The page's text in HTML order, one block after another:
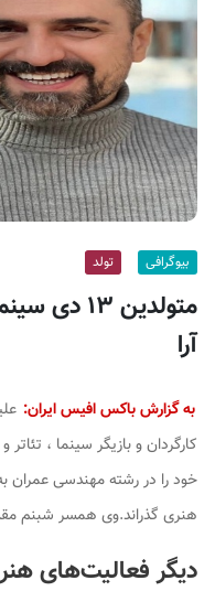
س
ا
ی
ر
ا
ن
بیوگرافی تولد
متولدین
آرا
به گزارش باکس افیس ایران:
کارگردان و بازیگر سینما ،
خود را در رشته مهندسی عمران به
هنری گذراند.وی همسر شبنم
دیگر فعالیت‌های